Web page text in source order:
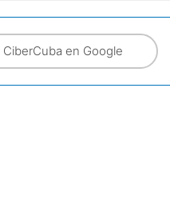
en Google